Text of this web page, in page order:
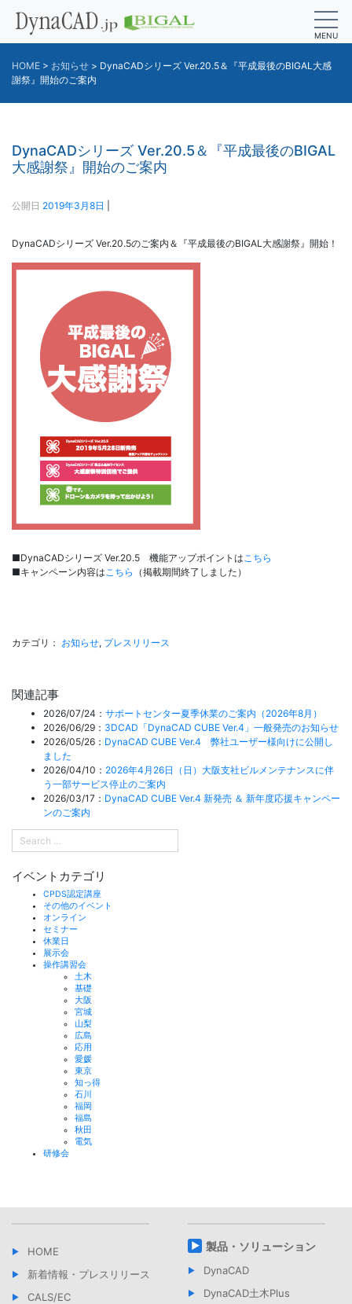
MENU
HOME > お知らせ > DynaCADシリーズ Ver.20.5＆『平成最後のBIGAL大感
謝祭』開始のご案内
DynaCADシリーズ Ver.20.5＆『平成最後のBIGAL
大感謝祭』開始のご案内
公開日 2019年3月8日
DynaCADシリーズ Ver.20.5のご案内＆『平成最後のBIGAL大感謝祭』開始！
■DynaCADシリーズ Ver.20.5 機能アップポイントはこちら
■キャンペーン内容はこちら （掲載期間終了しました）
カテゴリ： お知らせ, プレスリリース
関連記事
2026/07/24： サポートセンター夏季休業のご案内（2026年8月）
2026/06/29： 3DCAD「DynaCAD CUBE Ver.4」一般発売のお知らせ
2026/05/26： DynaCAD CUBE Ver.4 弊社ユーザー様向けに公開し
ました
2026/04/10： 2026年4月26日（日）大阪支社ビルメンテナンスに伴
う一部サービス停止のご案内
2026/03/17： DynaCAD CUBE Ver.4 新発売 ＆ 新年度応援キャンペー
ンのご案内
イベントカテゴリ
CPDS認定講座
その他のイベント
オンライン
セミナー
休業日
展示会
操作講習会
土木
基礎
大阪
宮城
山梨
広島
応用
愛媛
東京
知っ得
石川
福岡
福島
秋田
電気
研修会
HOME
新着情報・プレスリリース
CALS/EC
製品・ソリューション
DynaCAD
DynaCAD土木Plus